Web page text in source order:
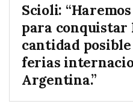
Scioli:
para conquistar
cantidad
ferias
Argentina.”